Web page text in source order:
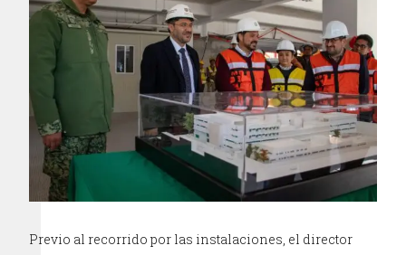
Previo al recorrido por las instalaciones, el director